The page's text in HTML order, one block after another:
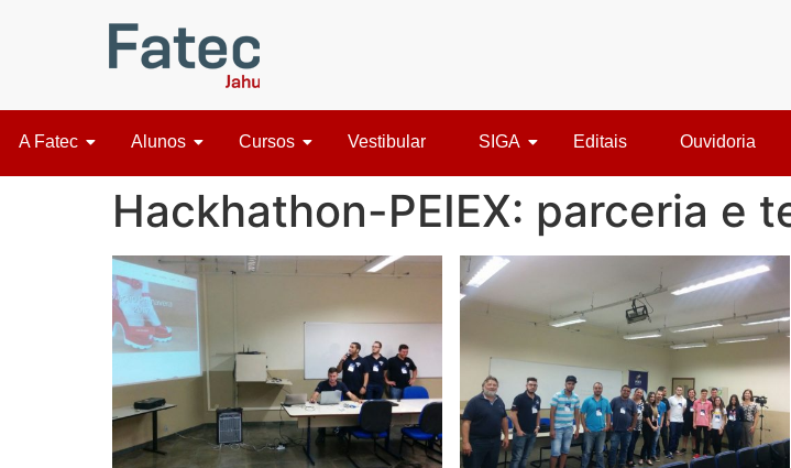
A Fatec Alunos Cursos Vestibular SIGA Editais Ouvidoria
Hackhathon-PEIEX: parceria e